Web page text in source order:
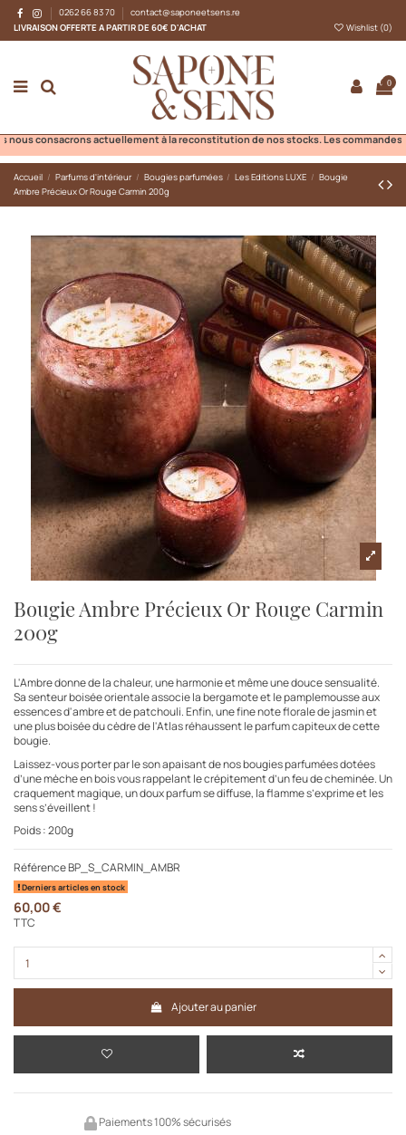
0262 66 83 70
contact@saponeetsens.re
LIVRAISON OFFERTE A PARTIR DE 60€ D'ACHAT
Wishlist (0)
0
consacrons actuellement à la reconstitution de nos stocks. Les commandes
Accueil Parfums d'intérieur Bougies parfumées Les Editions LUXE
Bougie
Ambre Précieux Or Rouge Carmin 200g
Bougie Ambre Précieux Or Rouge Carmin
200g
L'Ambre donne de la chaleur, une harmonie et même une douce sensualité.
Sa senteur boisée orientale associe la bergamote et le pamplemousse aux
essences d'ambre et de patchouli. Enfin, une fine note florale de jasmin et
une plus boisée du cèdre de l'Atlas réhaussent le parfum capiteux de cette
bougie.
Laissez-vous porter par le son apaisant de nos bougies parfumées dotées
d’une mèche en bois vous rappelant le crépitement d’un feu de cheminée. Un
craquement magique, un doux parfum se diffuse, la flamme s’exprime et les
sens s’éveillent !
Poids : 200g
RéférenceBP_S_CARMIN_AMBR
Derniers articles en stock
60,00 €
TTC
Ajouter au panier
Paiements 100% sécurisés